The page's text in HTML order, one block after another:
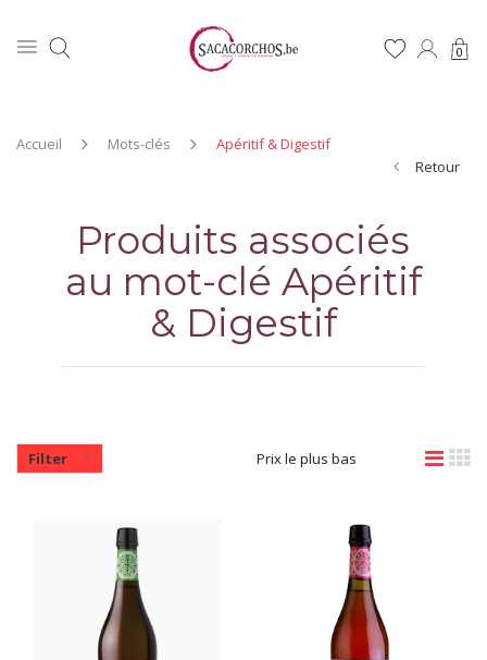
0
Accueil Mots-clés
Apéritif & Digestif
Retour
Produits associés
au mot-clé Apéritif
& Digestif
Filter Prix le plus bas